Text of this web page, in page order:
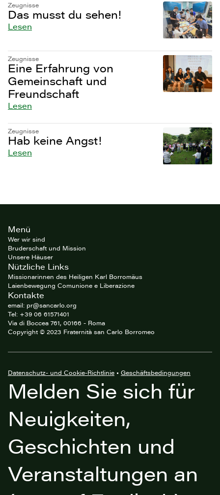
Zeugnisse
Das musst du sehen!
Lesen
Zeugnisse
Eine Erfahrung von
Gemeinschaft und
Freundschaft
Lesen
Zeugnisse
Hab keine Angst!
Lesen
Site
footerMenü
Wer wir sind
Bruderschaft und Mission
Unsere Häuser
Nützliche Links
Missionarinnen des Heiligen Karl Borromäus
Laienbewegung Comunione e Liberazione
Kontakte
email: pr@sancarlo.org
Tel: +39 06 61571401
Via di Boccea 761, 00166 - Roma
Copyright © 2023 Fraternità san Carlo Borromeo
Datenschutz- und Cookie-Richtlinie • Geschäftsbedingungen
Melden Sie sich für
Neuigkeiten,
Geschichten und
Veranstaltungen an